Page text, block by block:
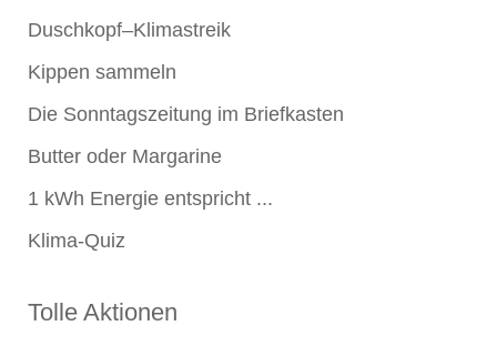
Duschkopf–Klimastreik
Kippen sammeln
Die Sonntagszeitung im Briefkasten
Butter oder Margarine
1 kWh Energie entspricht ...
Klima-Quiz
Tolle Aktionen